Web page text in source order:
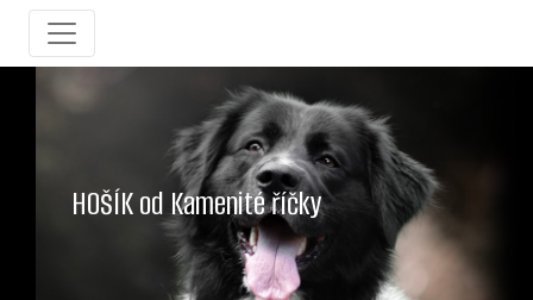
HOŠÍK od Kamenité říčky